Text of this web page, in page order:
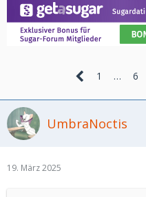
1 … 6
UmbraNoctis
19. März 2025